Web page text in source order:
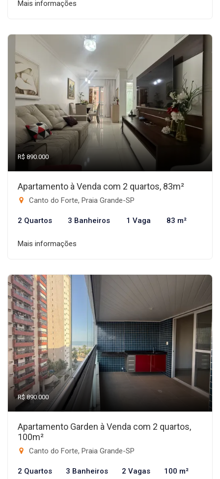
Mais informações
R$ 890.000
Apartamento à Venda com 2 quartos, 83m²
Canto do Forte, Praia Grande-SP
2 Quartos 3 Banheiros 1 Vaga 83 m²
Mais informações
R$ 890.000
Apartamento Garden à Venda com 2 quartos,
100m²
Canto do Forte, Praia Grande-SP
2 Quartos 3 Banheiros 2 Vagas 100 m²